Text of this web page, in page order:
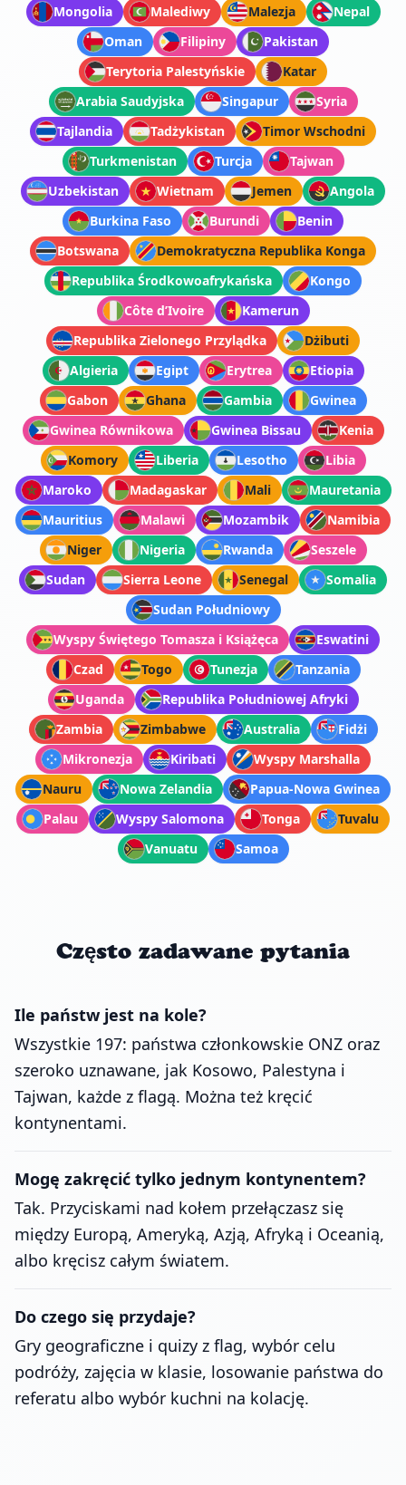
Mongolia Malediwy Malezja
Nepal
Oman
Filipiny
Pakistan
Terytoria Palestyńskie
Katar
Arabia Saudyjska
Singapur
Syria
Tajlandia
Tadżykistan
Timor Wschodni
Turkmenistan
Turcja
Tajwan
Uzbekistan
Wietnam Jemen
Angola
Burkina Faso
Burundi
Benin
Botswana
Demokratyczna Republika Konga
Republika Środkowoafrykańska
Kongo
Côte d’Ivoire
Kamerun
Republika Zielonego Przylądka
Dżibuti
Algieria
Egipt Erytrea
Etiopia
Gabon
Ghana Gambia
Gwinea
Gwinea Równikowa
Gwinea Bissau
Kenia
Komory
Liberia Lesotho
Libia
Maroko
Madagaskar Mali
Mauretania
Mauritius
Malawi Mozambik
Namibia
Niger
Nigeria Rwanda
Seszele
Sudan
Sierra Leone Senegal
Somalia
Sudan Południowy
Wyspy Świętego Tomasza i Książęca
Eswatini
Czad
Togo Tunezja
Tanzania
Uganda
Republika Południowej Afryki
Zambia
Zimbabwe Australia
Fidżi
Mikronezja
Kiribati
Wyspy Marshalla
Nauru
Nowa Zelandia
Papua-Nowa Gwinea
Palau
Wyspy Salomona Tonga
Tuvalu
Vanuatu
Samoa
Często zadawane pytania
Ile państw jest na kole?
Wszystkie 197: państwa członkowskie ONZ oraz
szeroko uznawane, jak Kosowo, Palestyna i
Tajwan, każde z flagą. Można też kręcić
kontynentami.
Mogę zakręcić tylko jednym kontynentem?
Tak. Przyciskami nad kołem przełączasz się
między Europą, Ameryką, Azją, Afryką i Oceanią,
albo kręcisz całym światem.
Do czego się przydaje?
Gry geograficzne i quizy z flag, wybór celu
podróży, zajęcia w klasie, losowanie państwa do
referatu albo wybór kuchni na kolację.